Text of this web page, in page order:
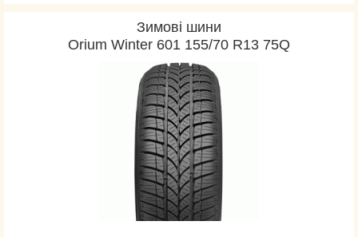
Зимові шини
Orium Winter 601 155/70 R13 75Q